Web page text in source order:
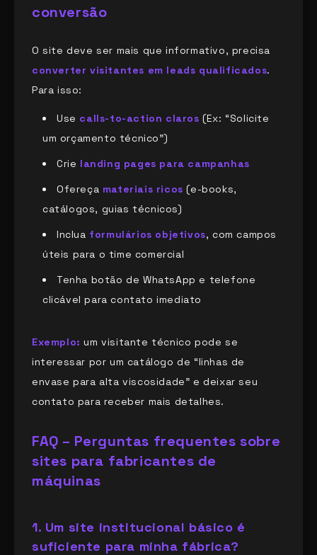
conversão
O site deve ser mais que informativo, precisa
converter visitantes em leads qualificados.
Para isso:
Use calls-to-action claros (Ex: “Solicite
um orçamento técnico”)
Crie landing pages para campanhas
Ofereça materiais ricos (e-books,
catálogos, guias técnicos)
Inclua formulários objetivos, com campos
úteis para o time comercial
Tenha botão de WhatsApp e telefone
clicável para contato imediato
Exemplo: um visitante técnico pode se
interessar por um catálogo de “linhas de
envase para alta viscosidade” e deixar seu
contato para receber mais detalhes.
FAQ – Perguntas frequentes sobre
sites para fabricantes de
máquinas
1. Um site institucional básico é
suficiente para minha fábrica?